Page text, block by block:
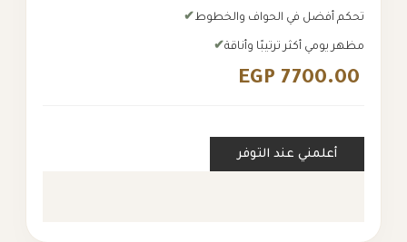
تحكم أفضل في الحواف والخطوط
مظهر يومي أكثر ترتيبًا وأناقة
EGP 7700.00
أعلمني عند التوفر